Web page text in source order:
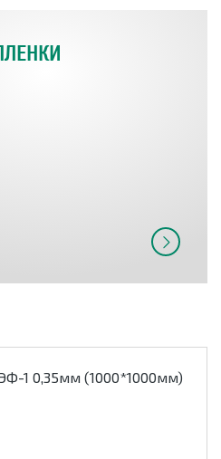
1 0,35мм (1000*1000мм)